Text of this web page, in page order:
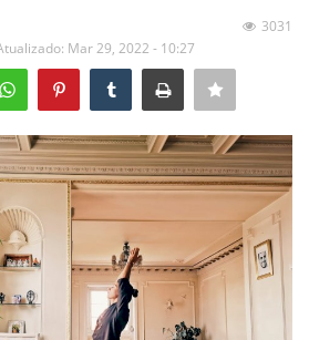
Mar 29, 2022 - 10:27
3031